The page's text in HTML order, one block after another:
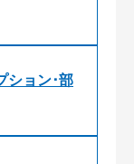
ション･部